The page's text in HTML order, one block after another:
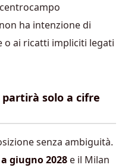
ha intenzione di
o ai ricatti impliciti legati
solo a cifre
senza ambiguità.
giugno 2028 e il Milan